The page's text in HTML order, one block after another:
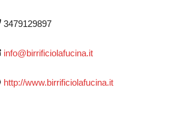
3479129897
info@birrificiolafucina.it
http://www.birrificiolafucina.it